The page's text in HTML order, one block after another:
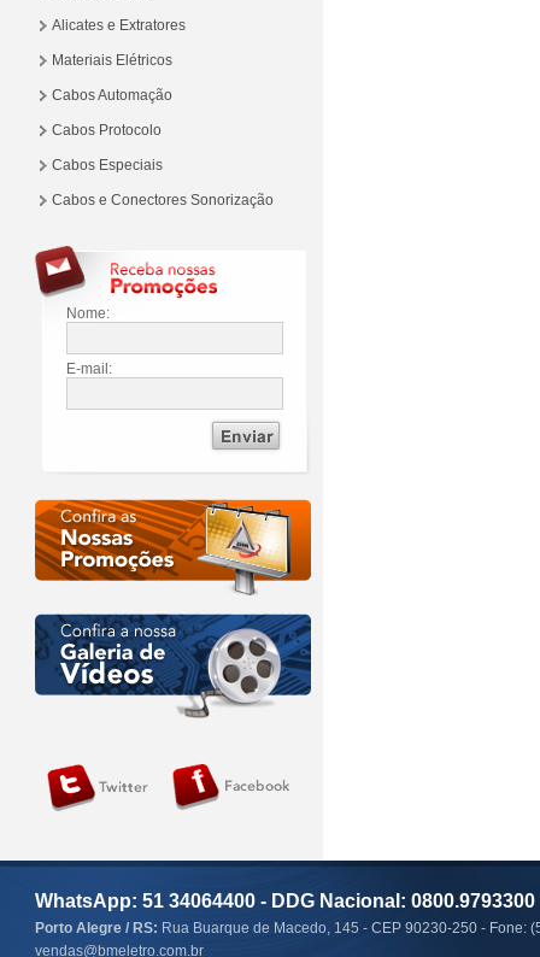
Alicates e Extratores
Materiais Elétricos
Cabos Automação
Cabos Protocolo
Cabos Especiais
Cabos e Conectores Sonorização
Nome:
E-mail:
WhatsApp: 51 34064400 - DDG Nacional: 0800.9793300
Porto Alegre / RS: Rua Buarque de Macedo, 145 - CEP 90230-250 - Fone:
vendas@bmeletro.com.br